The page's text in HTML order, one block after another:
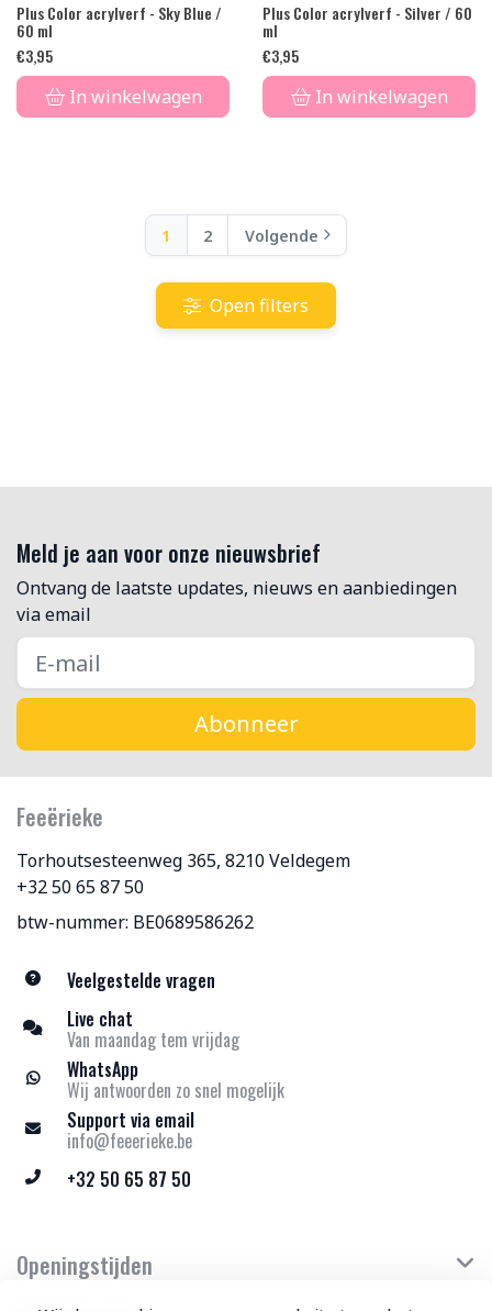
Plus Color acrylverf - Sky Blue /
60 ml
€3,95
In winkelwagen
Plus Color acrylverf - Silver / 60
ml
€3,95
In winkelwagen
1 2 Volgende
Open filters
Meld je aan voor onze nieuwsbrief
Ontvang de laatste updates, nieuws en aanbiedingen
via email
Abonneer
Feeërieke
Torhoutsesteenweg 365, 8210 Veldegem
+32 50 65 87 50
btw-nummer: BE0689586262
Veelgestelde vragen
Live chat
Van maandag tem vrijdag
WhatsApp
Wij antwoorden zo snel mogelijk
Support via email
info@feeerieke.be
+32 50 65 87 50
Openingstijden